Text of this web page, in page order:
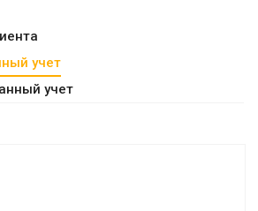
учет
учет